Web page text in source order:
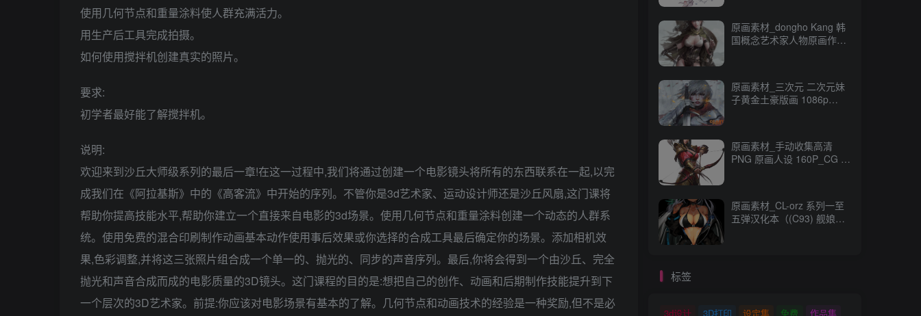
使用几何节点和重量涂料使人群充满活力。
用生产后工具完成拍摄。
如何使用搅拌机创建真实的照片。
要求:
初学者最好能了解搅拌机。
说明:
欢迎来到沙丘大师级系列的最后一章!在这一过程中,我们将通过创建一个电影镜头将所有的东西联系在一起,以完
成我们在《阿拉基斯》中的《高客流》中开始的序列。不管你是3d艺术家、运动设计师还是沙丘风扇,这门课将
帮助你提高技能水平,帮助你建立一个直接来自电影的3d场景。使用几何节点和重量涂料创建一个动态的人群系
统。使用免费的混合印刷制作动画基本动作使用事后效果或你选择的合成工具最后确定你的场景。添加相机效
果,色彩调整,并将这三张照片组合成一个单一的、抛光的、同步的声音序列。最后,你将会得到一个由沙丘、完全
抛光和声音合成而成的电影质量的3D镜头。这门课程的目的是:想把自己的创作、动画和后期制作技能提升到下
一个层次的3D艺术家。前提:你应该对电影场景有基本的了解。几何节点和动画技术的经验是一种奖励,但不是必
原画素材_dongho Kang 韩
国概念艺术家人物原画作品
原画素材_三次元 二次元妹
子黄金土豪版画 1086p
原画素材_手动收集高清
PNG 原画人设 160P_CG 原
原画素材_CL-orz 系列一至
五弹汉化本（(C93) 舰娘
标签
3d设计 3D打印 设定集 免费
作品集